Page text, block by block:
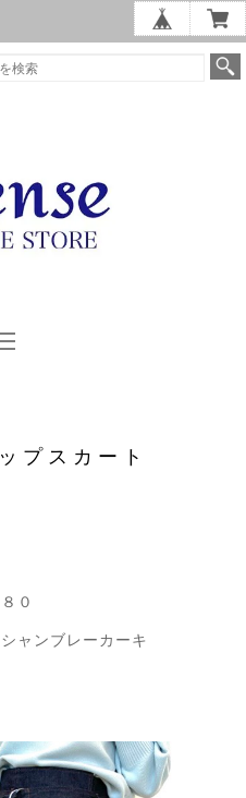
プスカート
０
ャンブレーカーキ